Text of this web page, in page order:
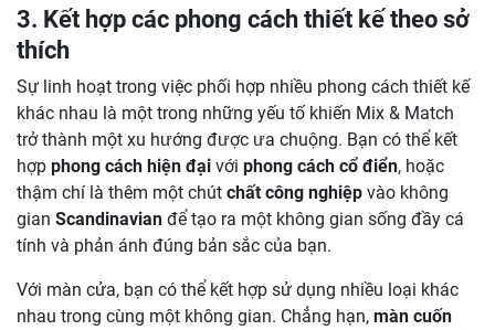
3. Kết hợp các phong cách thiết kế theo sở
thích
Sự linh hoạt trong việc phối hợp nhiều phong cách thiết kế
khác nhau là một trong những yếu tố khiến Mix & Match
trở thành một xu hướng được ưa chuộng. Bạn có thể kết
hợp phong cách hiện đại với phong cách cổ điển, hoặc
thậm chí là thêm một chút chất công nghiệp vào không
gian Scandinavian để tạo ra một không gian sống đầy cá
tính và phản ánh đúng bản sắc của bạn.
Với màn cửa, bạn có thể kết hợp sử dụng nhiều loại khác
nhau trong cùng một không gian. Chẳng hạn, màn cuốn